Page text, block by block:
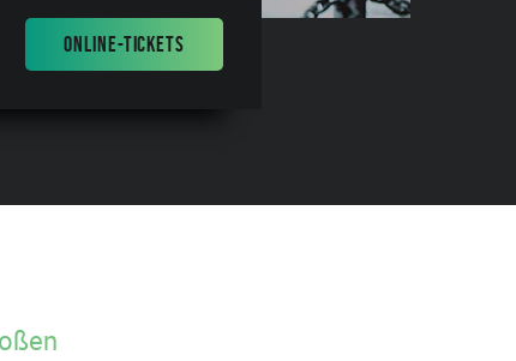
ONLINE-TICKETS